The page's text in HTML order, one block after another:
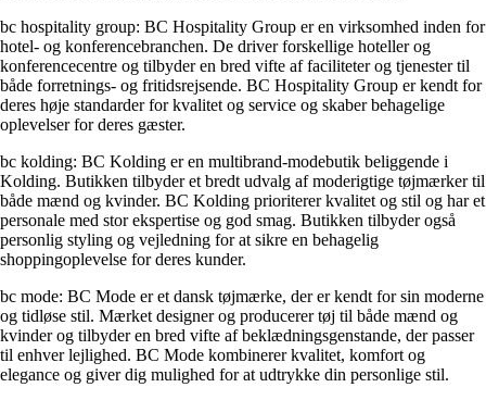
bc hospitality group: BC Hospitality Group er en virksomhed inden for
hotel- og konferencebranchen. De driver forskellige hoteller og
konferencecentre og tilbyder en bred vifte af faciliteter og tjenester til
både forretnings- og fritidsrejsende. BC Hospitality Group er kendt for
deres høje standarder for kvalitet og service og skaber behagelige
oplevelser for deres gæster.
bc kolding: BC Kolding er en multibrand-modebutik beliggende i
Kolding. Butikken tilbyder et bredt udvalg af moderigtige tøjmærker til
både mænd og kvinder. BC Kolding prioriterer kvalitet og stil og har et
personale med stor ekspertise og god smag. Butikken tilbyder også
personlig styling og vejledning for at sikre en behagelig
shoppingoplevelse for deres kunder.
bc mode: BC Mode er et dansk tøjmærke, der er kendt for sin moderne
og tidløse stil. Mærket designer og producerer tøj til både mænd og
kvinder og tilbyder en bred vifte af beklædningsgenstande, der passer
til enhver lejlighed. BC Mode kombinerer kvalitet, komfort og
elegance og giver dig mulighed for at udtrykke din personlige stil.